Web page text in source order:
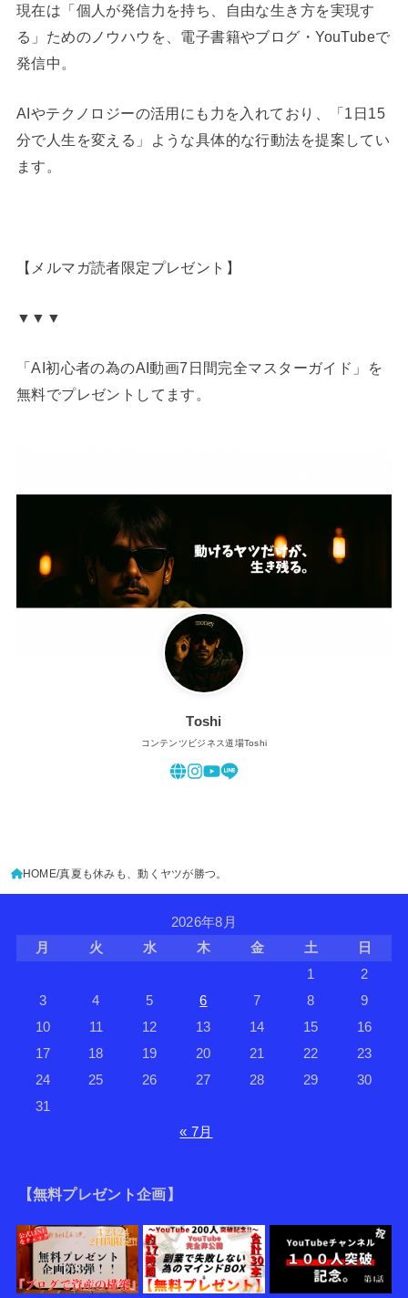
現在は「個人が発信力を持ち、自由な生き方を実現す
る」ためのノウハウを、電子書籍やブログ・YouTubeで
発信中。
AIやテクノロジーの活用にも力を入れており、「1日15
分で人生を変える」ような具体的な行動法を提案してい
ます。
【メルマガ読者限定プレゼント】
▼▼▼
「AI初心者の為のAI動画7日間完全マスターガイド」を
無料でプレゼントしてます。
Toshi
コンテンツビジネス道場Toshi
HOME 真夏も休みも、動くヤツが勝つ。
2026年8月
月
火 水 木 金 土
日
1
2
3
4 5 6 7 8
9
10
11 12 13 14 15
16
17
18 19 20 21 22
23
24
25 26 27 28 29
30
31
« 7月
【無料プレゼント企画】